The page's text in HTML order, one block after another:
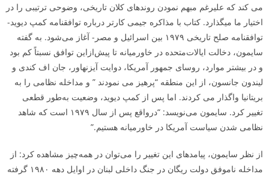
می­ کند که علی­رغم مبهم نمودن روندهای کلان تاریخی، وضوحی ترتیبی را در
اختیار ما می­گذارد. کتاب با مذاکره جیمی کارتر درباره توافقنامه کمپ دیوید-
توافقنامه صلح تاریخی ۱۹۷۹ بین اسرائیل و مصر- آغاز می‌شود. به گفته
سایمون، دخالت ایالات‌متحده در خاورمیانه تا پیش‌ازاین توافق نسبتاً کم بود
و در بیشتر موارد، روسای جمهور آمریکا، دوایت آیزنهاور، جان اف کندی و
لیندون جانسون، از این منطقه “پرهیز می­ نمودند ” و مداخله نظامی را به
بریتانیا واگذار می­ کردند. اما پس از کمپ دیوید، وضعیت به‌طور قطعی
تغییر کرد. سایمون می‌نویسد: “درواقع پس از سال ۱۹۷۹ است که شاهد
نظامی شدن سیاست آمریکا در خاورمیانه هستیم.”
از نظر سایمون، پیامدهای این تغییر را می‌توان در همه‌چیز مشاهده کرد: از
مداخله ناموفق دولت ریگان در جنگ داخلی لبنان در اوایل دهه ۱۹۸۰ گرفته